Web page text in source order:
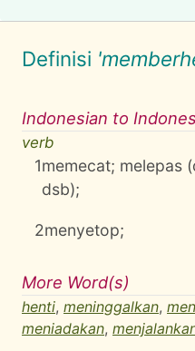
Definisi
Indonesian to
verb
1memecat; melepas
dsb);
2menyetop;
More Word(s)
henti, meninggalkan,
meniadakan,